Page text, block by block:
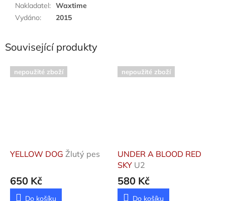
Nakladatel: Waxtime
Vydáno: 2015
Související produkty
nepoužité zboží
YELLOW DOG Žlutý pes
650 Kč
Do košíku
nepoužité zboží
UNDER A BLOOD RED
SKY U2
580 Kč
Do košíku